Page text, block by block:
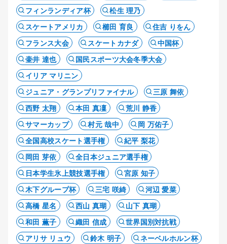
フィンランディア杯
松生 理乃
スケートアメリカ
櫛田 育良
住吉 りをん
フランス大会
スケートカナダ
中国杯
壷井 達也
国民スポーツ大会冬季大会
イリア マリニン
ジュニア・グランプリファイナル
三原 舞依
西野 太翔
本田 真凜
荒川 静香
サマーカップ
村元 哉中
岡 万佑子
全国高校スケート選手権
紀平 梨花
岡田 芽依
全日本ジュニア選手権
日本学生氷上競技選手権
宮原 知子
木下グループ杯
三宅 咲綺
河辺 愛菜
高橋 星名
西山 真瑚
山下 真瑚
和田 薫子
織田 信成
世界国別対抗戦
アリサ リュウ
鈴木 明子
ネーベルホルン杯